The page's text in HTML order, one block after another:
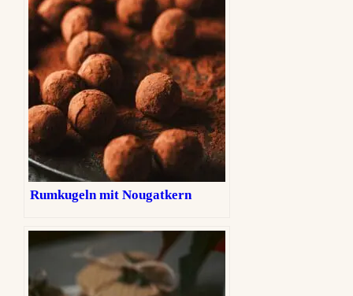
Rumkugeln mit Nougatkern